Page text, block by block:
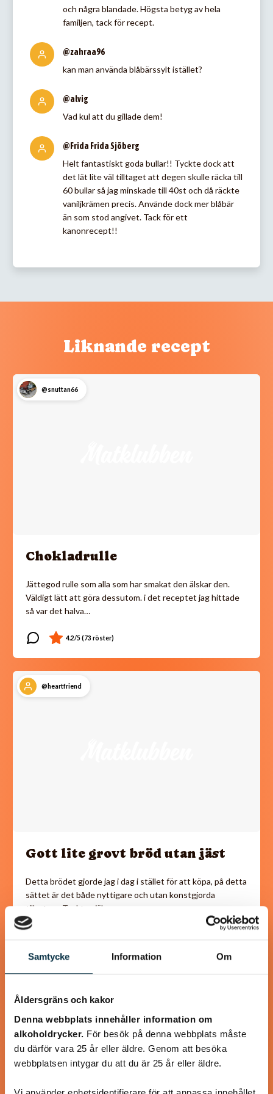
Samtycke Information Om
Åldersgräns och kakor
Denna webbplats innehåller information om
alkoholdrycker. För besök på denna webbplats måste
du därför vara 25 år eller äldre. Genom att besöka
webbplatsen intygar du att du är 25 år eller äldre.
och några blandade. Högsta betyg av hela
familjen, tack för recept.
@zahraa96
kan man använda blåbärssylt istället?
@alvig
Vad kul att du gillade dem!
@Frida Frida Sjöberg
Helt fantastiskt goda bullar!! Tyckte dock att
det lät lite väl tilltaget att degen skulle räcka till
60 bullar så jag minskade till 40st och då räckte
vaniljkrämen precis. Använde dock mer blåbär
än som stod angivet. Tack för ett
kanonrecept!!
Liknande recept
@snuttan66
Chokladrulle
Jättegod rulle som alla som har smakat den älskar den.
Väldigt lätt att göra dessutom. i det receptet jag hittade
så var det halva…
@heartfriend
Gott lite grovt bröd utan jäst
Detta brödet gjorde jag i dag i stället för att köpa, på detta
sättet är det både nyttigare och utan konstgjorda
tillsatser. Tyckte själv…